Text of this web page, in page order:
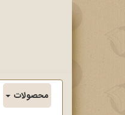
محصولات